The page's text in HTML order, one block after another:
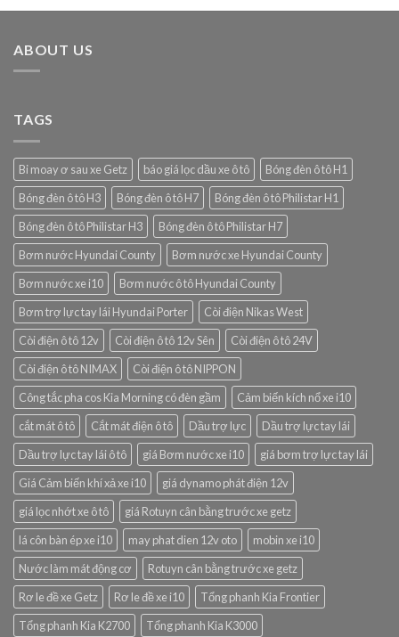
ABOUT US
TAGS
Bi moay ơ sau xe Getz báo giá lọc dầu xe ô tô
Bóng đèn ô tô H1
Bóng đèn ô tô H3
Bóng đèn ô tô H7
Bóng đèn ô tô Philistar H1
Bóng đèn ô tô Philistar H3
Bóng đèn ô tô Philistar H7
Bơm nước Hyundai County
Bơm nước xe Hyundai County
Bơm nước xe i10
Bơm nước ô tô Hyundai County
Bơm trợ lực tay lái Hyundai Porter
Còi điện Nikas West
Còi điện ô tô 12v
Còi điện ô tô 12v Sên
Còi điện ô tô 24V
Còi điện ô tô NIMAX
Còi điện ô tô NIPPON
Công tắc pha cos Kia Morning có đèn gầm
Cảm biến kích nổ xe i10
cắt mát ô tô
Cắt mát điện ô tô Dầu trợ lực
Dầu trợ lực tay lái
Dầu trợ lực tay lái ô tô
giá Bơm nước xe i10
giá bơm trợ lực tay lái
Giá Cảm biến khí xả xe i10
giá dynamo phát điện 12v
giá lọc nhớt xe ô tô
giá Rotuyn cân bằng trước xe getz
lá côn bàn ép xe i10
may phat dien 12v oto
mobin xe i10
Nước làm mát động cơ
Rotuyn cân bằng trước xe getz
Rơ le đề xe Getz
Rơ le đề xe i10
Tổng phanh Kia Frontier
Tổng phanh Kia K2700
Tổng phanh Kia K3000